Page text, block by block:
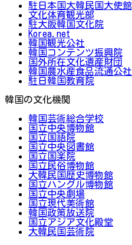
駐日本国大韓民国大使館
文化体育観光部
駐大阪韓国文化院
Korea.net
韓国観光公社
韓国コンテンツ振興院
国外所在文化遺産財団
韓国農水産食品流通公社
駐日韓国教育院
韓国の文化機関
韓国芸術総合学校
国立中央博物館
国立国語院
国立中央図書館
国立国楽院
国立民俗博物館
大韓民国歴史博物館
国立ハングル博物館
国立中央劇場
国立現代美術館
韓国政策放送院
国立アジア文化殿堂
大韓民国芸術院